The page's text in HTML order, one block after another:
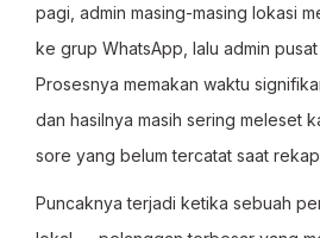
pagi, admin masing-masing lokasi
ke grup WhatsApp, lalu admin
Prosesnya memakan waktu
dan hasilnya masih sering meleset
sore yang belum tercatat saat
Puncaknya terjadi ketika sebuah